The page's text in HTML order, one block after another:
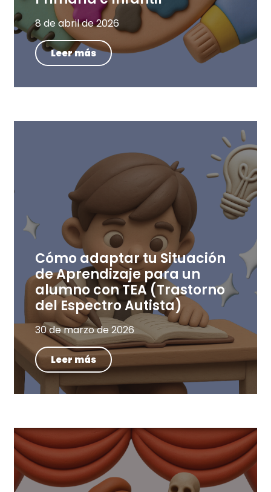
8 de abril de 2026
Leer más
Cómo adaptar tu Situación
de Aprendizaje para un
alumno con TEA (Trastorno
del Espectro Autista)
30 de marzo de 2026
Leer más